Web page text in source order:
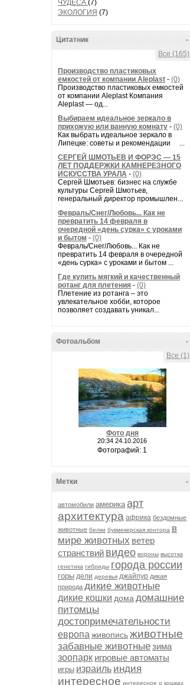
ЧУДЕСА (7)
ЭКОЛОГИЯ (7)
-
Цитатник
Все (165)
Производство пластиковых
емкостей от компании Aleplast - (0)
Производство пластиковых емкостей
от компании Aleplast Компания
Aleplast — од...
Выбираем идеальное зеркало в
прихожую или ванную комнату - (0)
Как выбрать идеальное зеркало в
Липецке: советы и рекомендации ...
СЕРГЕЙ ШМОТЬЕВ И ФОРЭС — 15
ЛЕТ ПОДДЕРЖКИ КАМНЕРЕЗНОГО
ИСКУССТВА УРАЛА - (0)
Сергей Шмотьев: бизнес на службе
культуры Сергей Шмотьев,
генеральный директор промышлен...
Февраль/Снег/Любовь... Как не
превратить 14 февраля в
очередной «день сурка» с уроками
и бытом - (0)
Февраль/Снег/Любовь... Как не
превратить 14 февраля в очередной
«день сурка» с уроками и бытом ...
Где купить мягкий и качественный
ротанг для плетения - (0)
Плетение из ротанга – это
увлекательное хобби, которое
позволяет создавать уникал...
-
Фотоальбом
Все (1)
Фото дня
20:34 24.10.2016
Фотографий: 1
-
Метки
автомобили америка арт
архитектура африка бездомные
животные белки букмекерская контора в
мире животных ветер
странствий видео вороны высотка
генетика гибриды города россии
горы дели деревья джайпур дикая
природа дикие животные
дикие кошки дома домашние
питомцы
достопримечательности
европа живописьживотные
забавные животныезима
зоопарк игровые автоматы
игры израиль индия
интересное интересное о кошках